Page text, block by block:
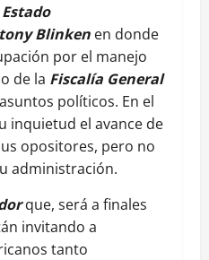
Blinken en donde
por el manejo
de la Fiscalía General
políticos. En el
inquietud el avance de
opositores, pero no
administración.
que, será a finales
invitando a
tanto